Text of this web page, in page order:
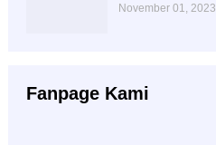
November 01, 2023
Fanpage Kami